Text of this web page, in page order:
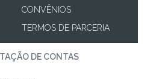
CONVÊNIOS
TERMOS DE PARCERIA
DE CONTAS